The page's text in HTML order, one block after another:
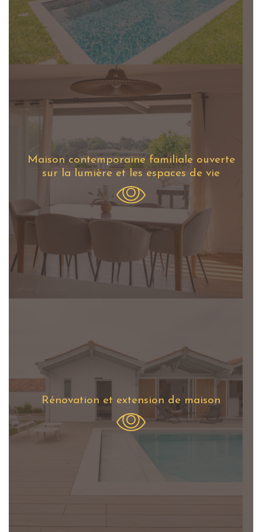
Maison contemporaine familiale ouverte
sur la lumière et les espaces de vie
Rénovation et extension de maison